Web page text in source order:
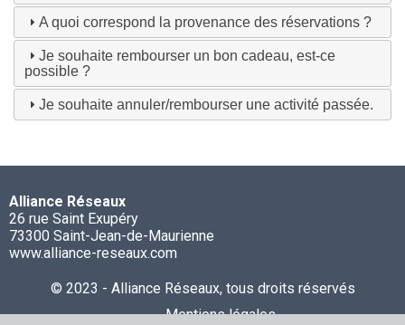
A quoi correspond la provenance des réservations ?
Je souhaite rembourser un bon cadeau, est-ce
possible ?
Je souhaite annuler/rembourser une activité passée.
Alliance Réseaux
26 rue Saint Exupéry
73300 Saint-Jean-de-Maurienne
www.alliance-reseaux.com
© 2023 - Alliance Réseaux, tous droits réservés
Mentions légales